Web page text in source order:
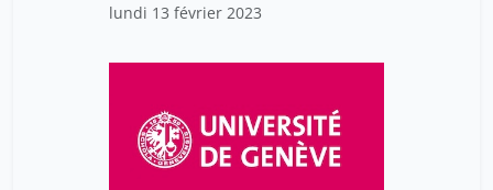
lundi 13 février 2023